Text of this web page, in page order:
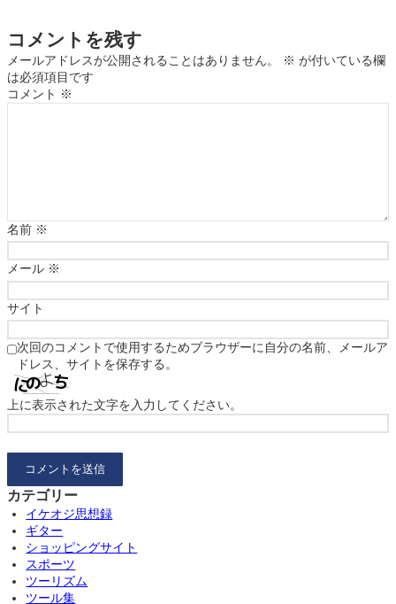
コメントを残す
メールアドレスが公開されることはありません。 ※ が付いている欄
は必須項目です
コメント ※
名前 ※
メール ※
サイト
次回のコメントで使用するためブラウザーに自分の名前、メールア
ドレス、サイトを保存する。
上に表示された文字を入力してください。
カテゴリー
イケオジ思想録
ギター
ショッピングサイト
スポーツ
ツーリズム
ツール集